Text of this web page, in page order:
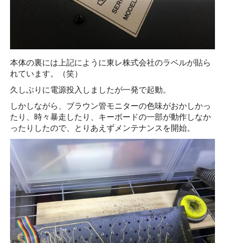
本体の裏には上記にように東レ株式会社のラベルが貼ら
れています。（笑）
久しぶりに電源投入しましたが一発で起動。
しかしながら、ブラウン管モニターの色味がおかしかっ
たり、時々暴走したり、キーボードの一部が動作しなか
ったりしたので、とりあえずメンテナンスを開始。